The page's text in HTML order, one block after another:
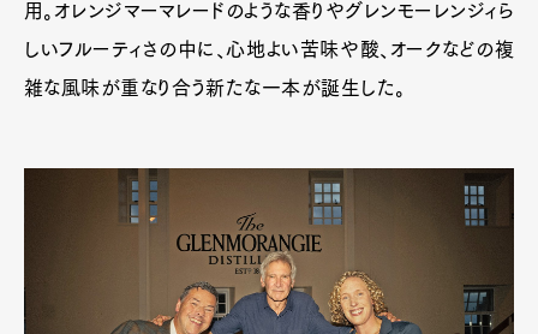
用。オレンジマーマレードのような香りやグレンモーレンジィら
しいフルーティさの中に、心地よい苦味や酸、オークなどの複
雑な風味が重なり合う新たな一本が誕生した。